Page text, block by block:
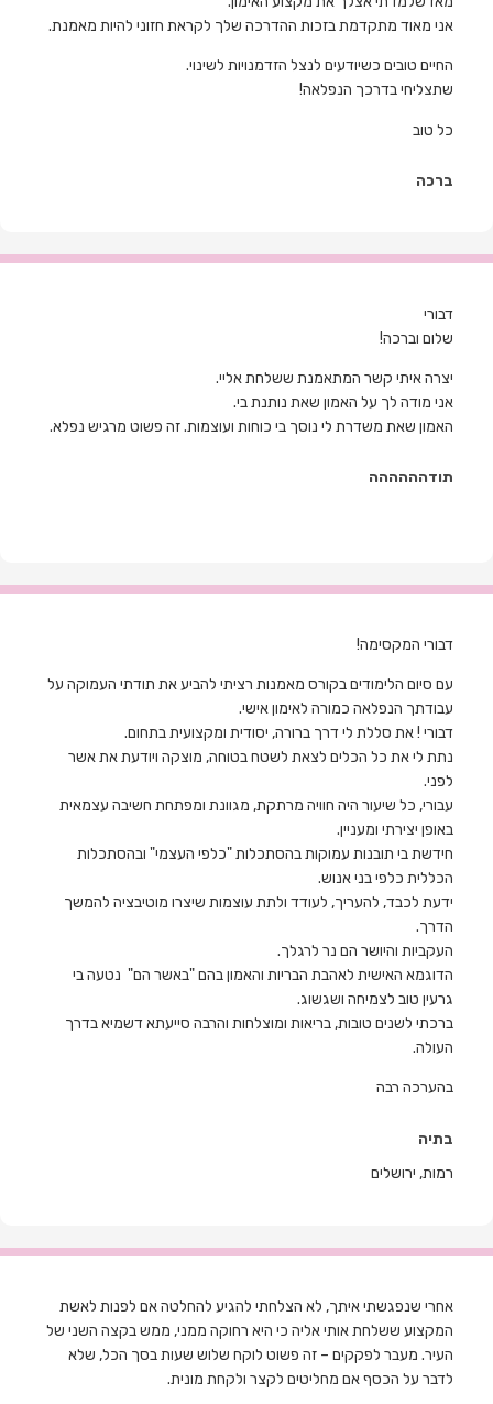
אני מאוד מתקדמת בזכות ההדרכה שלך לקראת חזוני להיות מאמנת.
החיים טובים כשיודעים לנצל הזדמנויות לשינוי.
שתצליחי בדרכך הנפלאה!
כל טוב
ברכה
דבורי
שלום וברכה!
יצרה איתי קשר המתאמנת ששלחת אליי.
אני מודה לך על האמון שאת נותנת בי.
האמון שאת משדרת לי נוסך בי כוחות ועוצמות. זה פשוט מרגיש נפלא.
תודהההההה
דבורי המקסימה!
עם סיום הלימודים בקורס מאמנות רציתי להביע את תודתי העמוקה על
עבודתך הנפלאה כמורה לאימון אישי.
דבורי ! את סללת לי דרך ברורה, יסודית ומקצועית בתחום.
נתת לי את כל הכלים לצאת לשטח בטוחה, מוצקה ויודעת את אשר
לפני.
עבורי, כל שיעור היה חוויה מרתקת, מגוונת ומפתחת חשיבה עצמאית
באופן יצירתי ומעניין.
חידשת בי תובנות עמוקות בהסתכלות "כלפי העצמי" ובהסתכלות
הכללית כלפי בני אנוש.
ידעת לכבד, להעריך, לעודד ולתת עוצמות שיצרו מוטיבציה להמשך
הדרך.
העקביות והיושר הם נר לרגלך.
הדוגמא האישית לאהבת הבריות והאמון בהם "באשר הם" נטעה בי
גרעין טוב לצמיחה ושגשוג.
ברכתי לשנים טובות, בריאות ומוצלחות והרבה סייעתא דשמיא בדרך
העולה.
בהערכה רבה
בתיה
רמות, ירושלים
אחרי שנפגשתי איתך, לא הצלחתי להגיע להחלטה אם לפנות לאשת
המקצוע ששלחת אותי אליה כי היא רחוקה ממני, ממש בקצה השני של
העיר. מעבר לפקקים – זה פשוט לוקח שלוש שעות בסך הכל, שלא
לדבר על הכסף אם מחליטים לקצר ולקחת מונית.